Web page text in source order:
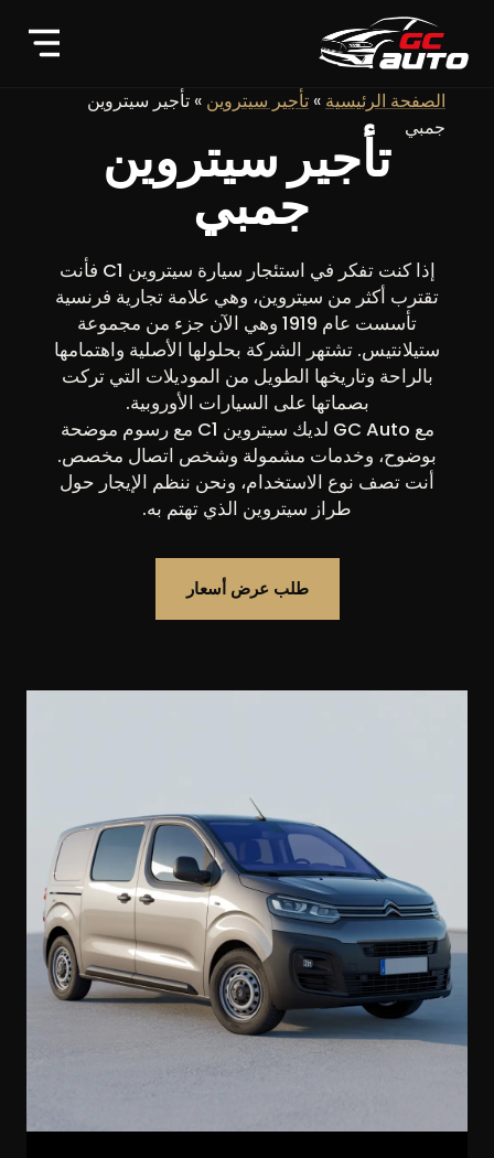
الصفحة الرئيسية » تأجير سيتروين » تأجير سيتروين
جمبي
تأجير سيتروين
جمبي
إذا كنت تفكر في استئجار سيارة سيتروين C1 فأنت
تقترب أكثر من سيتروين، وهي علامة تجارية فرنسية
تأسست عام 1919 وهي الآن جزء من مجموعة
ستيلانتيس. تشتهر الشركة بحلولها الأصلية واهتمامها
بالراحة وتاريخها الطويل من الموديلات التي تركت
بصماتها على السيارات الأوروبية.
مع GC Auto لديك سيتروين C1 مع رسوم موضحة
بوضوح، وخدمات مشمولة وشخص اتصال مخصص.
أنت تصف نوع الاستخدام، ونحن ننظم الإيجار حول
طراز سيتروين الذي تهتم به.
طلب عرض أسعار